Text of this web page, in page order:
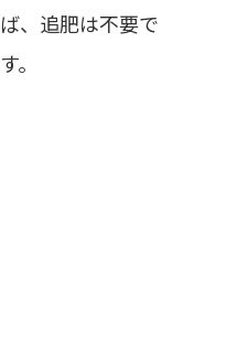
ば、追肥は不要で
す。